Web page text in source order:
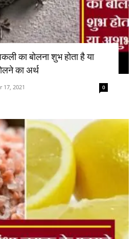
का बोलना शुभ होता है या
का अर्थ
17, 2021 0